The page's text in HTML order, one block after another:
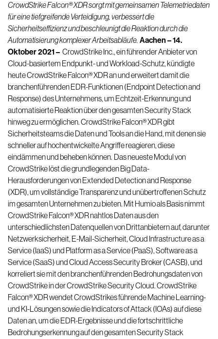
CrowdStrike Falcon® XDR sorgt mit gemeinsamen Telemetriedaten
für eine tiefgreifende Verteidigung, verbessert die
Sicherheitseffizienz und beschleunigt die Reaktion durch die
Automatisierung komplexer Arbeitsabläufe. Aachen – 14.
Oktober 2021 – CrowdStrike Inc., ein führender Anbieter von
Cloud-basiertem Endpunkt- und Workload-Schutz, kündigte
heuteCrowdStrike Falcon® XDRan und erweitert damit die
branchenführenden EDR-Funktionen (Endpoint Detection and
Response) des Unternehmens, um Echtzeit-Erkennung und
automatisierte Reaktion über den gesamten Security Stack
hinweg zu ermöglichen. CrowdStrike Falcon® XDR gibt
Sicherheitsteams die Daten und Tools an die Hand, mit denen sie
schneller auf hochentwickelte Angriffe reagieren, diese
eindämmen und beheben können. Das neueste Modul von
CrowdStrike löst die grundlegenden Big Data-
Herausforderungen von Extended Detection and Response
(XDR), um vollständige Transparenz und unübertroffenen Schutz
im gesamten Unternehmen zu bieten. Mit Humio als Basis nimmt
CrowdStrike Falcon® XDR nahtlos Daten aus den
unterschiedlichsten Datenquellen von Drittanbietern auf, darunter
Netzwerksicherheit, E-Mail-Sicherheit, Cloud Infrastructure as a
Service (IaaS) und Platform as a Service (PaaS), Software as a
Service (SaaS) und Cloud Access Security Broker (CASB), und
korreliert sie mit den branchenführenden Bedrohungsdaten von
CrowdStrike in derCrowdStrike Security Cloud. CrowdStrike
Falcon® XDR wendet CrowdStrikes führende Machine Learning-
und KI-Lösungen sowie die Indicators of Attack (IOAs) auf diese
Daten an, um die EDR-Ergebnisse und die fortschrittliche
Bedrohungserkennung auf den gesamten Security Stack